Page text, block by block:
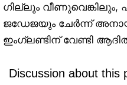
ഗില്ലും വീണുവെങ്കിലും,
ജഡേജയും ചേർന്ന്
ഇംഗ്ലണ്ടിന് വേണ്ടി ആദിൽ
Discussion about this